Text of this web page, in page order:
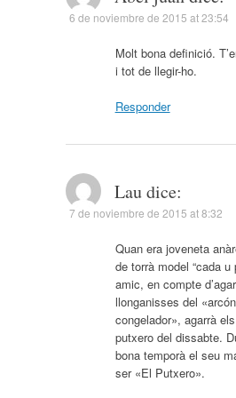
6 de noviembre de 2015 at 23:54
Molt bona definició.
i tot de llegir-ho.
Responder
Lau dice:
7 de noviembre de 2015 at 8:32
Quan era joveneta
de torrà model “cada u
amic, en compte
llonganisses del
congelador», agarrà
putxero del dissabte.
bona temporà el seu
ser «El Putxero».